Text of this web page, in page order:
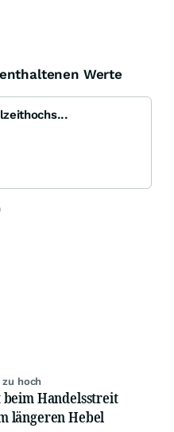
Werte
hoch
beim Handelsstreit
längeren Hebel